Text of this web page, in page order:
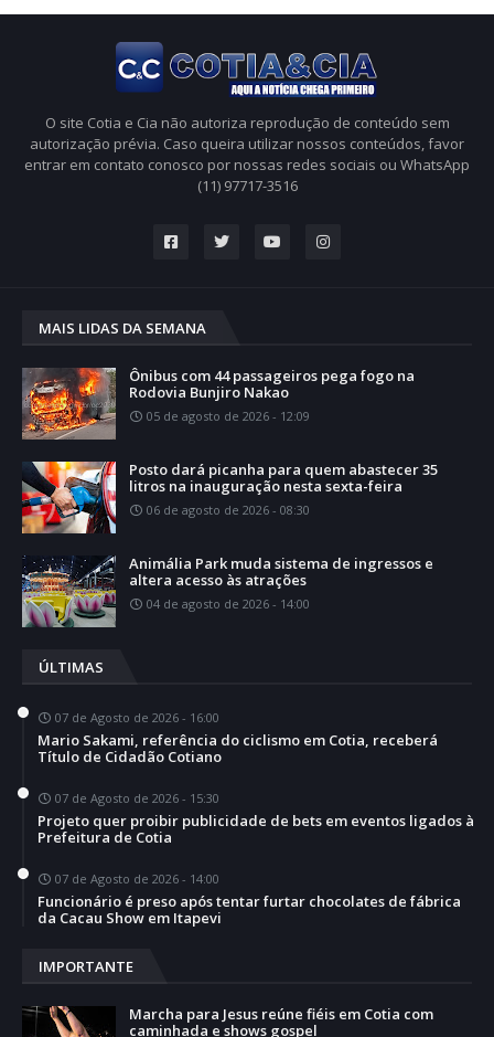
O site Cotia e Cia não autoriza reprodução de conteúdo sem
autorização prévia. Caso queira utilizar nossos conteúdos, favor
entrar em contato conosco por nossas redes sociais ou WhatsApp
(11) 97717-3516
MAIS LIDAS DA SEMANA
Ônibus com 44 passageiros pega fogo na
Rodovia Bunjiro Nakao
05 de agosto de 2026 - 12:09
Posto dará picanha para quem abastecer 35
litros na inauguração nesta sexta-feira
06 de agosto de 2026 - 08:30
Animália Park muda sistema de ingressos e
altera acesso às atrações
04 de agosto de 2026 - 14:00
ÚLTIMAS
07 de Agosto de 2026 - 16:00
Mario Sakami, referência do ciclismo em Cotia, receberá
Título de Cidadão Cotiano
07 de Agosto de 2026 - 15:30
Projeto quer proibir publicidade de bets em eventos ligados à
Prefeitura de Cotia
07 de Agosto de 2026 - 14:00
Funcionário é preso após tentar furtar chocolates de fábrica
da Cacau Show em Itapevi
IMPORTANTE
Marcha para Jesus reúne fiéis em Cotia com
caminhada e shows gospel